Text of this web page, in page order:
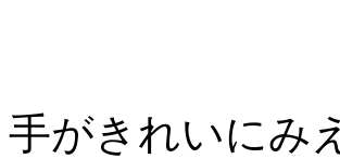
手がきれいにみ